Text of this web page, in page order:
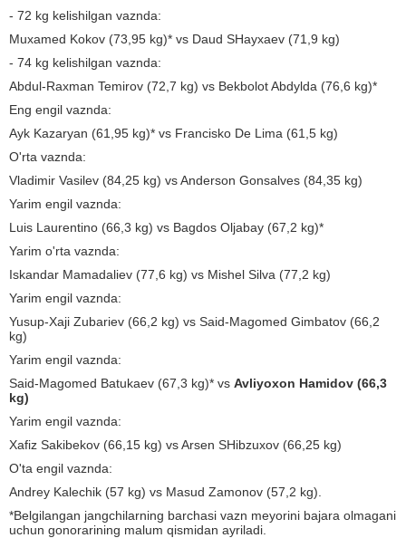
- 72 kg kelishilgan vaznda:
Muxamed Kokov (73,95 kg)* vs Daud SHayxaev (71,9 kg)
- 74 kg kelishilgan vaznda:
Abdul-Raxman Temirov (72,7 kg) vs Bekbolot Abdylda (76,6 kg)*
Eng engil vaznda:
Ayk Kazaryan (61,95 kg)* vs Francisko De Lima (61,5 kg)
O'rta vaznda:
Vladimir Vasilev (84,25 kg) vs Anderson Gonsalves (84,35 kg)
Yarim engil vaznda:
Luis Laurentino (66,3 kg) vs Bagdos Oljabay (67,2 kg)*
Yarim o'rta vaznda:
Iskandar Mamadaliev (77,6 kg) vs Mishel Silva (77,2 kg)
Yarim engil vaznda:
Yusup-Xaji Zubariev (66,2 kg) vs Said-Magomed Gimbatov (66,2
kg)
Yarim engil vaznda:
Said-Magomed Batukaev (67,3 kg)* vs Avliyoxon Hamidov (66,3
kg)
Yarim engil vaznda:
Xafiz Sakibekov (66,15 kg) vs Arsen SHibzuxov (66,25 kg)
O'ta engil vaznda:
Andrey Kalechik (57 kg) vs Masud Zamonov (57,2 kg).
*Belgilangan jangchilarning barchasi vazn meyorini bajara olmagani
uchun gonorarining malum qismidan ayriladi.